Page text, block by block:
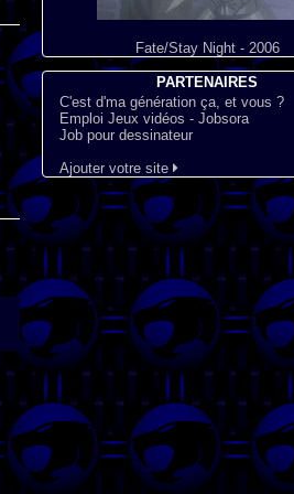
Fate/Stay Night - 2006
PARTENAIRES
C'est d'ma génération ça, et vous ?
Emploi Jeux vidéos - Jobsora
Job pour dessinateur
Ajouter votre site